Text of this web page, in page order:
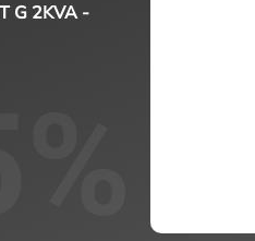
G 2KVA -